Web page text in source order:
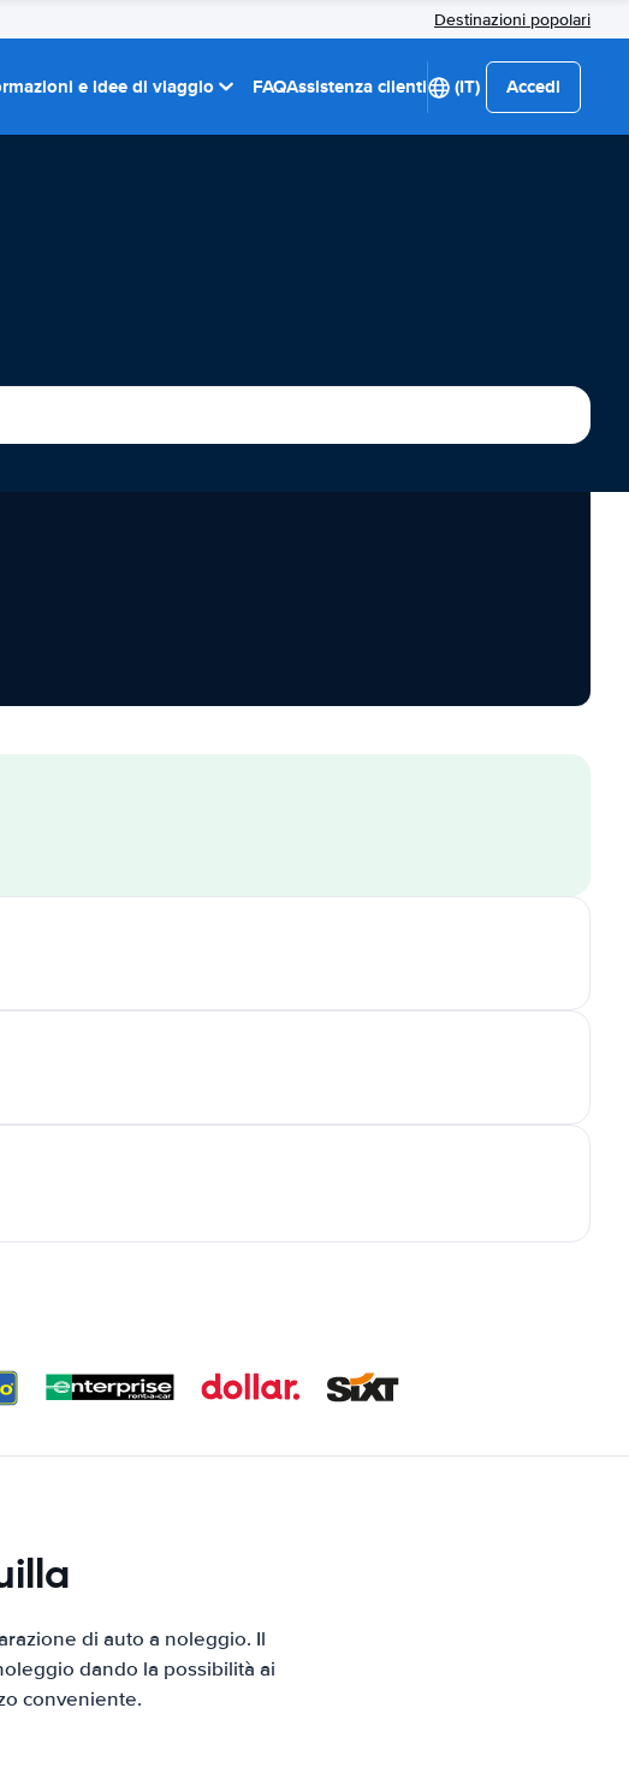
Destinazioni popolari
e idee di viaggio FAQAssistenza clienti (IT) Accedi
di auto a noleggio. Il
dando la possibilità ai
conveniente.